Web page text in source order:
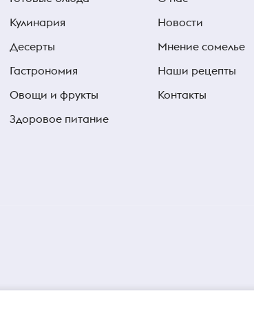
Кулинария
Десерты
Гастрономия
Овощи и фрукты
Здоровое питание
Новости
Мнение сомелье
Наши рецепты
Контакты